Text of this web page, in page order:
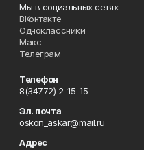
Мы в социальных сетях:
ВКонтакте
Одноклассники
Макс
Телеграм
Телефон
8(34772) 2-15-15
Эл. почта
oskon_askar@mail.ru
Адрес